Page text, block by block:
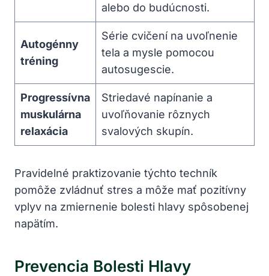
alebo do budúcnosti.
Autogénny
tréning
Série cvičení na uvoľnenie
tela a mysle pomocou
autosugescie.
Progressívna
muskulárna
relaxácia
Striedavé napínanie a
uvoľňovanie rôznych
svalových skupín.
Pravidelné praktizovanie týchto techník
pomôže zvládnuť stres a môže mať pozitívny
vplyv na zmiernenie bolesti hlavy spôsobenej
napätím.
Prevencia Bolesti Hlavy